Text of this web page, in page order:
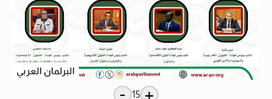
البرلمان العربي
+
15
-